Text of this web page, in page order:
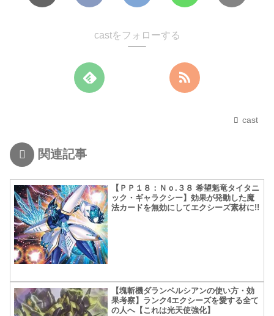
castをフォローする
cast
関連記事
【ＰＰ１８：Ｎｏ.３８ 希望魁竜タイタニ
ック・ギャラクシー】効果が発動した魔
法カードを無効にしてエクシーズ素材に!!
【塊斬機ダランベルシアンの使い方・効
果考察】ランク4エクシーズを愛する全て
の人へ【これは光天使強化】